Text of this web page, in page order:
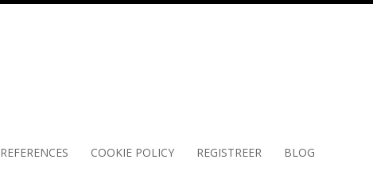
REFERENCES COOKIE POLICY REGISTREER BLOG